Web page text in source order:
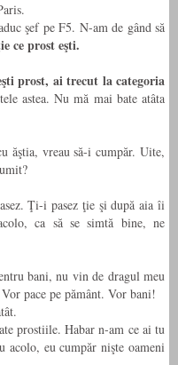
şef pe F5. N-am de gând să
ce prost eşti.
prost, ai trecut la categoria
astea. Nu mă mai bate atâta
ăştia, vreau să-i cumpăr. Uite,
Ţi-i pasez ţie şi după aia îi
ca să se simtă bine, ne
bani, nu vin de dragul meu
pace pe pământ. Vor bani!
prostiile. Habar n-am ce ai tu
eu cumpăr nişte oameni